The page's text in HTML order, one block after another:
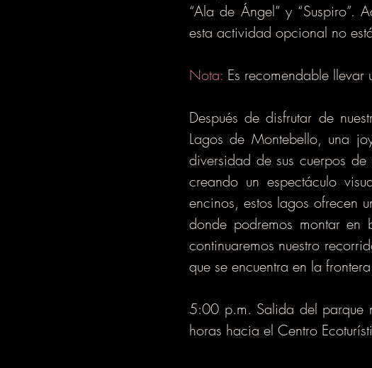
“Ala de Ángel” y “Suspiro”.
esta actividad opcional no
Nota: Es recomendable
Después de disfrutar de
Lagos de Montebello, una
diversidad de sus cuerpos
creando un espectáculo
encinos, estos lagos ofrecen
donde podremos montar en
continuaremos nuestro
que se encuentra en la
5:00 p.m. Salida del parque
horas hacia el Centro